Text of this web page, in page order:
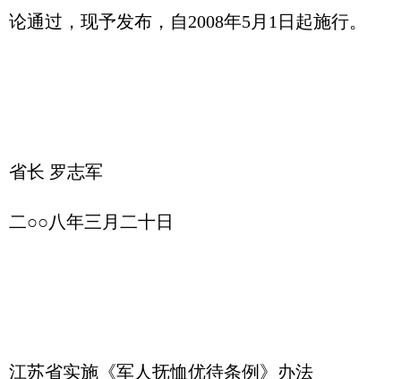
论通过，现予发布，自2008年5月1日起施行。
省长 罗志军
二○○八年三月二十日
江苏省实施《军人抚恤优待条例》办法